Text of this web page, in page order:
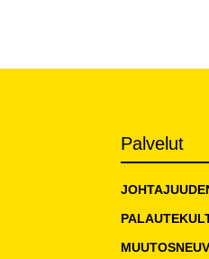
Palvelut